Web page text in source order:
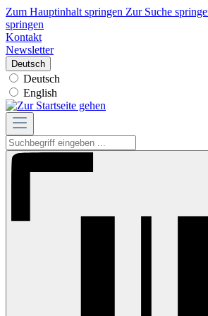
Zum Hauptinhalt springen Zur Suche
springen
Kontakt
Newsletter
Deutsch
Deutsch
English